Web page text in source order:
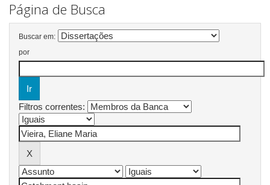
Página de Busca
Buscar em:
por
Filtros correntes: